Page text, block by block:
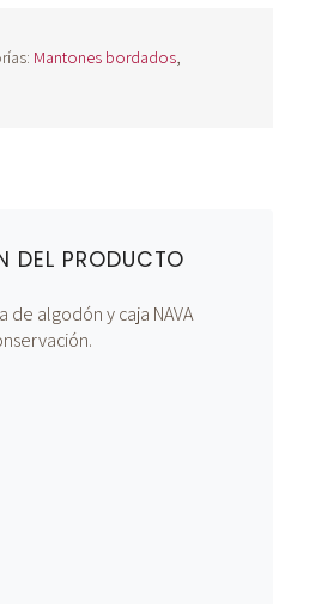
Mantones bordados,
DEL PRODUCTO
de algodón y caja NAVA